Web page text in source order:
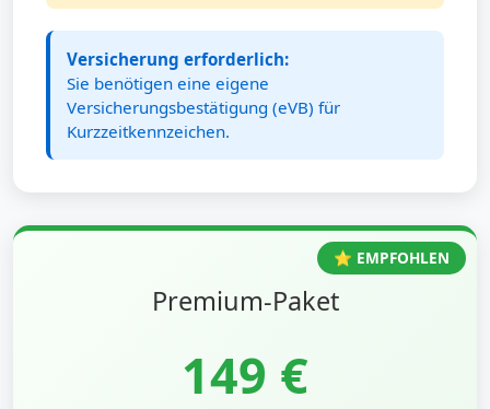
Versicherung erforderlich:
Sie benötigen eine eigene
Versicherungsbestätigung (eVB) für
Kurzzeitkennzeichen.
Premium-Paket
⭐ EMPFOHLEN
149 €